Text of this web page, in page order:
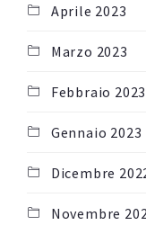
Aprile 2023
Marzo 2023
Febbraio 2023
Gennaio 2023
Dicembre
Novembre